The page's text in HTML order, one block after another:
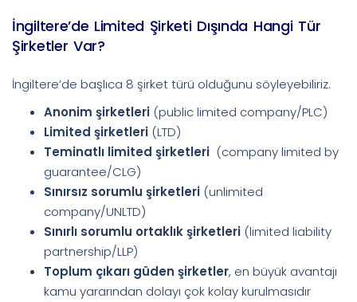
İngiltere’de Limited Şirketi Dışında Hangi Tür
Şirketler Var?
İngiltere’de başlıca 8 şirket türü olduğunu söyleyebiliriz.
Anonim şirketleri (public limited company/PLC)
Limited şirketleri (LTD)
Teminatlı limited şirketleri (company limited by
guarantee/CLG)
Sınırsız sorumlu şirketleri (unlimited
company/UNLTD)
Sınırlı sorumlu ortaklık şirketleri (limited liability
partnership/LLP)
Toplum çıkarı güden şirketler, en büyük avantajı
kamu yararından dolayı çok kolay kurulmasıdır